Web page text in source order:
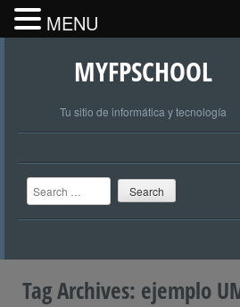
MYFPSCHOOL
Tu sitio de informática y tecnología
Search
Tag Archives: ejemplo
MENU